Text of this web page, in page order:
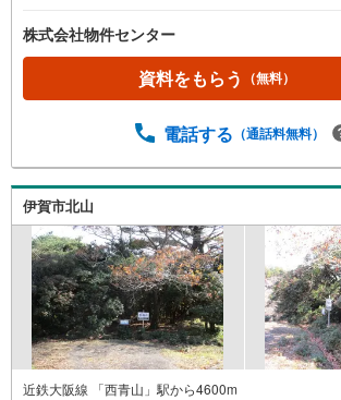
株式会社物件センター
資料をもらう （無料）
電話する （通話料無料）
伊賀市北山
近鉄大阪線 「西青山」駅から4600m